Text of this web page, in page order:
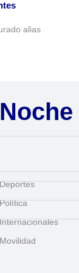
alias
Deportes
Política
Internacionales
Movilidad